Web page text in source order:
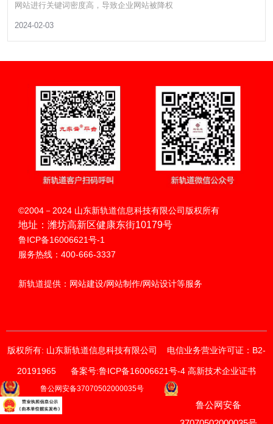
网站进行关键词密度高，导致企业网站被降权
2024-02-03
扫码呼叫
©2004－2024 山东新轨道信息科技有限公司版权所有
地址：潍坊高新区健康东街10179号
鲁ICP备16006621号-1
服务热线：400-666-3337
新轨道提供：网站建设/网站制作/网站设计等服务
获取价格与方案
请输入您的联系方式
我们的销售顾问将尽快与您联系。
版权所有: 山东新轨道信息科技有限公司 电信业务营业许可证：B2-
20191965 备案号:鲁ICP备16006621号-4 高新技术企业证书
鲁公网安备37070502000035号
鲁公网安备